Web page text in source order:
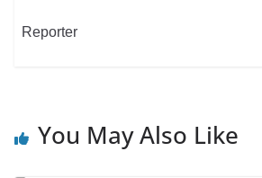
Reporter
You May Also Like